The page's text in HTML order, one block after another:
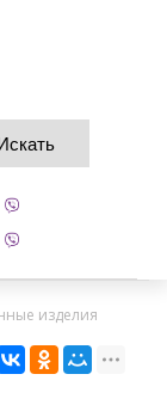
изделия